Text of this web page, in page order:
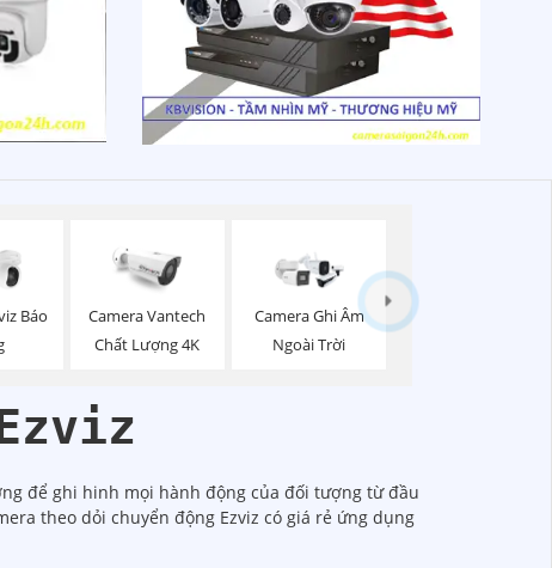
Báo
Camera Vantech
Chất Lượng 4K
Camera Ghi Âm
Ngoài Trời
để ghi hinh mọi hành động của đối tượng từ đầu
theo dỏi chuyển động Ezviz có giá rẻ ứng dụng